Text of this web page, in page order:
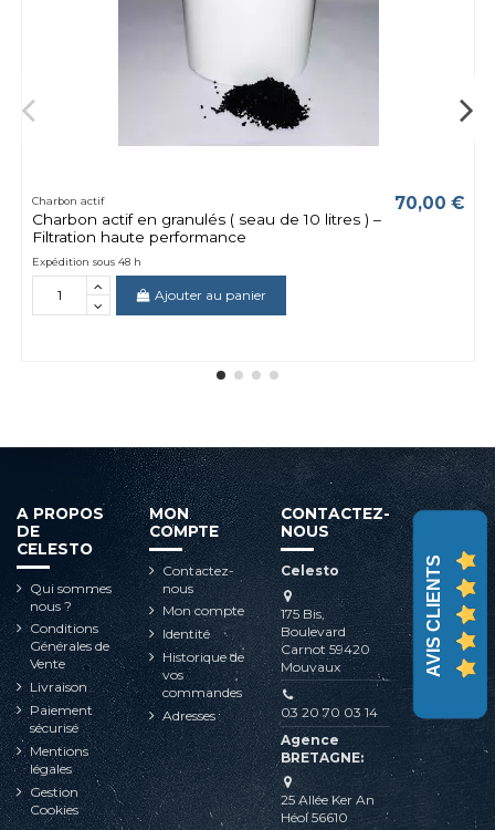
Charbon actif
Charbon actif en granulés ( seau de 10 litres ) –
Filtration haute performance
70,00 €
Expédition sous 48 h
Ajouter au panier
A PROPOS
DE
CELESTO
Qui sommes
nous ?
Conditions
Générales de
Vente
Livraison
Paiement
sécurisé
Mentions
légales
Gestion
Cookies
MON
COMPTE
Contactez-
nous
Mon compte
Identité
Historique de
vos
commandes
Adresses
CONTACTEZ-
NOUS
Celesto
175 Bis,
Boulevard
Carnot 59420
Mouvaux
03 20 70 03 14
Agence
BRETAGNE:
25 Allée Ker An
Héol 56610
AVIS CLIENTS